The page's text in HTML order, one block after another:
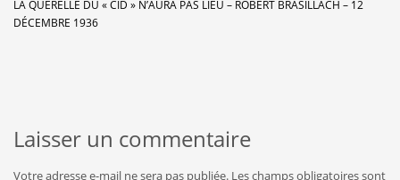
LA QUERELLE DU « CID » N’AURA PAS LIEU – ROBERT BRASILLACH – 12
DÉCEMBRE 1936
Laisser un commentaire
Votre adresse e-mail ne sera pas publiée. Les champs obligatoires sont